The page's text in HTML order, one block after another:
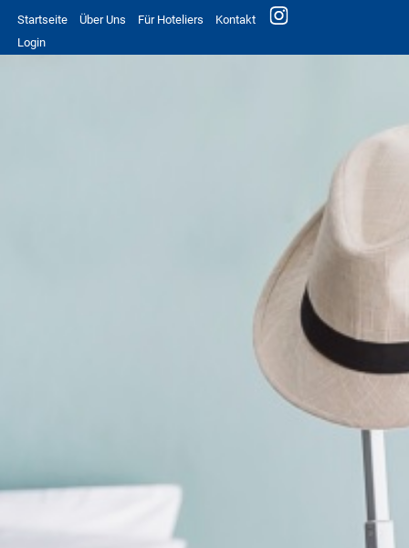
Startseite Über Uns Für Hoteliers
Kontakt
Login